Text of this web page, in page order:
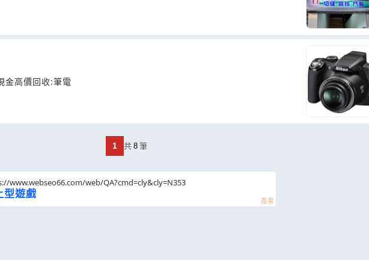
高價回收:筆電
1 共 8 筆
www.webseo66.com/web/QA?cmd=cly&cly=N353
型遊戲